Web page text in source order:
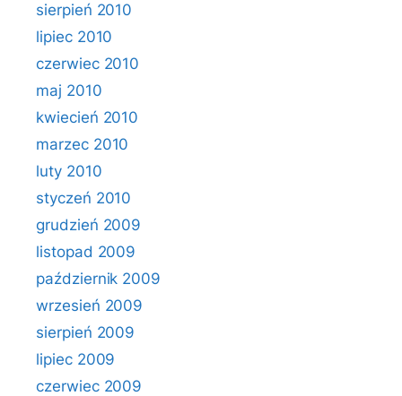
sierpień 2010
lipiec 2010
czerwiec 2010
maj 2010
kwiecień 2010
marzec 2010
luty 2010
styczeń 2010
grudzień 2009
listopad 2009
październik 2009
wrzesień 2009
sierpień 2009
lipiec 2009
czerwiec 2009